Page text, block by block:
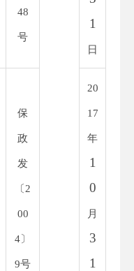
48
号
1
日
保
政
发
〔 2
00
4〕
9号
20
1 7
年
1
0
月
3
1